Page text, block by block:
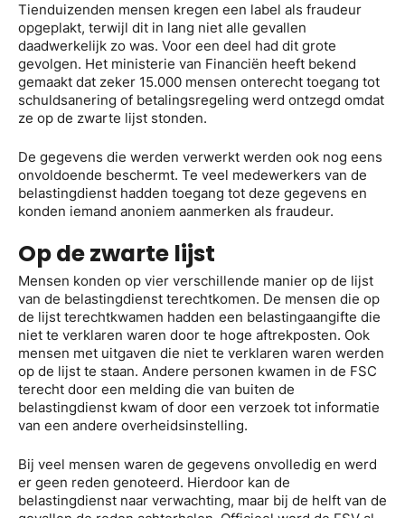
Tienduizenden mensen kregen een label als fraudeur
opgeplakt, terwijl dit in lang niet alle gevallen
daadwerkelijk zo was. Voor een deel had dit grote
gevolgen. Het ministerie van Financiën heeft bekend
gemaakt dat zeker 15.000 mensen onterecht toegang tot
schuldsanering of betalingsregeling werd ontzegd omdat
ze op de zwarte lijst stonden.
De gegevens die werden verwerkt werden ook nog eens
onvoldoende beschermt. Te veel medewerkers van de
belastingdienst hadden toegang tot deze gegevens en
konden iemand anoniem aanmerken als fraudeur.
Op de zwarte lijst
Mensen konden op vier verschillende manier op de lijst
van de belastingdienst terechtkomen. De mensen die op
de lijst terechtkwamen hadden een belastingaangifte die
niet te verklaren waren door te hoge aftrekposten. Ook
mensen met uitgaven die niet te verklaren waren werden
op de lijst te staan. Andere personen kwamen in de FSC
terecht door een melding die van buiten de
belastingdienst kwam of door een verzoek tot informatie
van een andere overheidsinstelling.
Bij veel mensen waren de gegevens onvolledig en werd
er geen reden genoteerd. Hierdoor kan de
belastingdienst naar verwachting, maar bij de helft van de